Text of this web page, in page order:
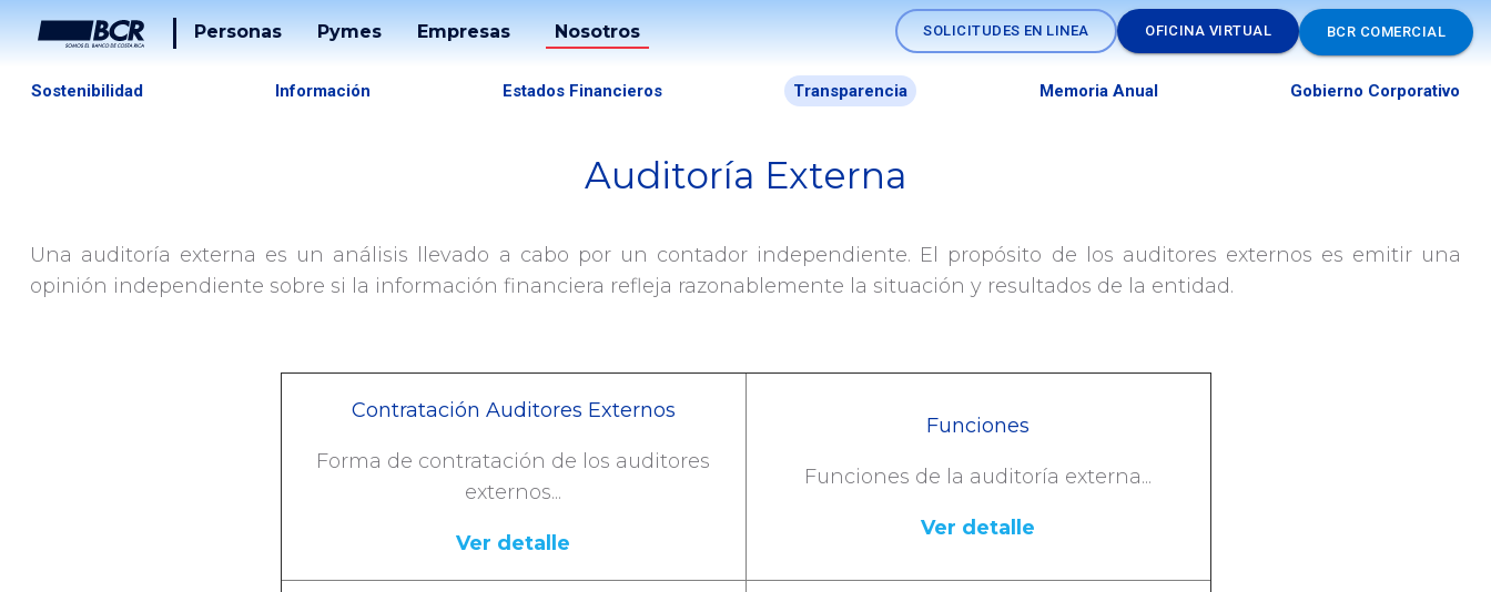
Personas
Tucán
Pymes
Soluciones
De
Empresas
Soluciones
Fideicomisos
Exterior
Canales
SINPE
Inversiones
Nosotros
Sostenibilidad Información Estados Financieros Transparencia Memoria Anual Gobierno Corporativo
SOLICITUDES EN LINEA OFICINA VIRTUAL BCR COMERCIAL
Auditoría Externa
Auditoría Externa
Una auditoría externa es un análisis llevado a cabo por un contador independiente. El propósito de los auditores externos es emitir una
opinión independiente sobre si la información financiera refleja razonablemente la situación y resultados de la entidad.
Contratación Auditores Externos
Forma de contratación de los auditores
externos...
Ver detalle
Funciones
Funciones de la auditoría externa...
Ver detalle